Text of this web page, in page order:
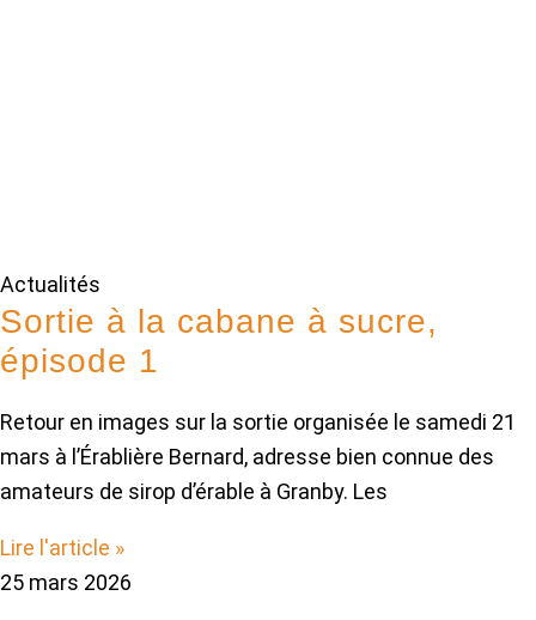
Actualités
Sortie à la cabane à sucre,
épisode 1
Retour en images sur la sortie organisée le samedi 21
mars à l’Érablière Bernard, adresse bien connue des
amateurs de sirop d’érable à Granby. Les
Lire l'article »
25 mars 2026